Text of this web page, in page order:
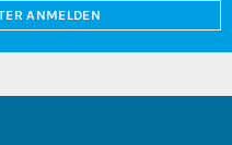
ANMELDEN